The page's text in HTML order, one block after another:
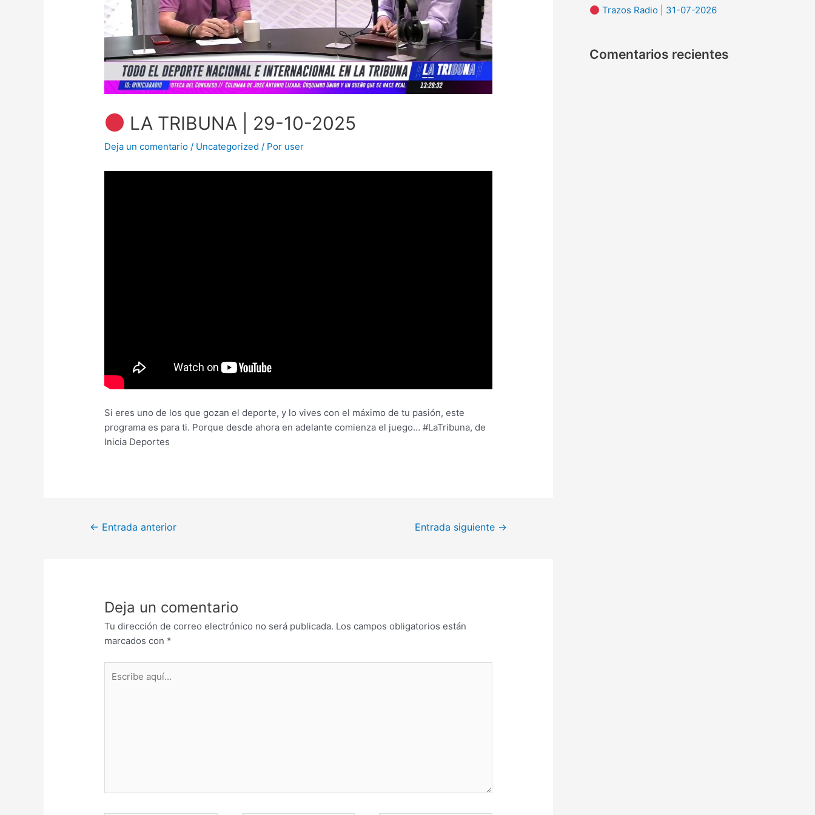
LA TRIBUNA | 29-10-2025
Deja un comentario / Uncategorized / Por user
Si eres uno de los que gozan el deporte, y lo vives con el máximo de tu pasión, este
programa es para ti. Porque desde ahora en adelante comienza el juego… #LaTribuna, de
Inicia Deportes
← Entrada anterior Entrada siguiente →
Deja un comentario
Tu dirección de correo electrónico no será publicada. Los campos obligatorios están
marcados con *
aquí...
:
Trazos Radio | 31-07-2026
Comentarios recientes